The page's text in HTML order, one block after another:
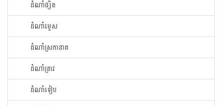
ដំណាំ​ផ្សិត​
ដំណាំ​ម្ទេស​
ដំណាំ​ស្រកានាគ
ដំណាំ​ត្រាវ
ដំណាំទៀប